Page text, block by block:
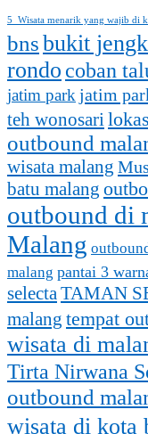
5 Wisata menarik yang wajib di
bnsbukit
rondo coban
jatim park jatim
teh wonosari
outbound
wisata malang
batu malang
outbound di
Malang
malang pantai 3
selectaTAMAN
malang tempat
wisata di
Tirta Nirwana
outbound
wisata di kota